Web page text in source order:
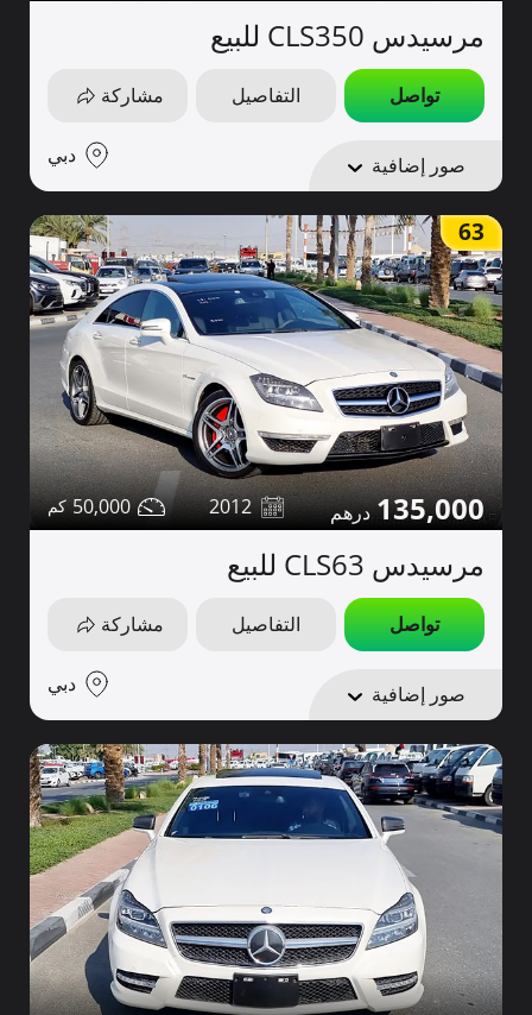
مرسيدس CLS350 للبيع
تواصل التفاصيل مشاركة
صور إضافية دبي
63
135,000
2012
50,000
مرسيدس CLS63 للبيع
تواصل التفاصيل مشاركة
صور إضافية دبي